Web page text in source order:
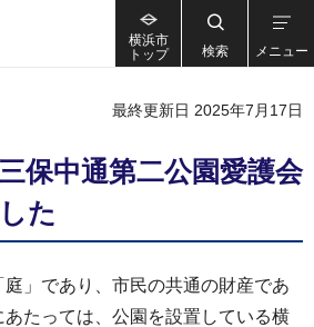
横浜市
トップ
検索 メニュー
最終更新日 2025年7月17日
保中通第二公園愛護会
た
」であり、市民の共通の財産であ
たっては、公園を設置している横